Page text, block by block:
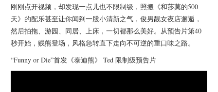
刚刚点开视频，却发现一点儿也不限制级，照搬《和莎莫的500
天》的配乐甚至让你闻到一股小清新之气，俊男靓女夜店邂逅，
然后拍拖、游园、同居、上床，一切都那么美好。从预告片第40
秒开始，贱熊登场，风格急转直下走向不可逆的重口味之路。
“Funny or Die”首发《泰迪熊》 Ted 限制级预告片